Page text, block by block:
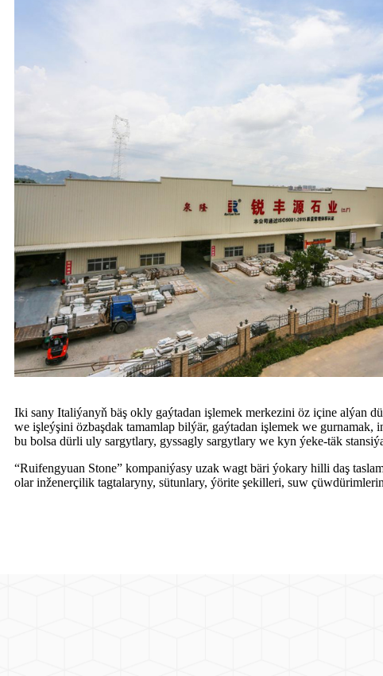
Iki sany Italiýanyň bäş okly gaýtadan işlemek merkezini öz içine alýan
we işleýşini özbaşdak tamamlap bilýär, gaýtadan işlemek we
bu bolsa dürli uly sargytlary, gyssagly sargytlary we kyn ýeke-täk
“Ruifengyuan Stone” kompaniýasy uzak wagt bäri ýokary hilli daş
olar inženerçilik tagtalaryny, sütunlary, ýörite şekilleri, suw